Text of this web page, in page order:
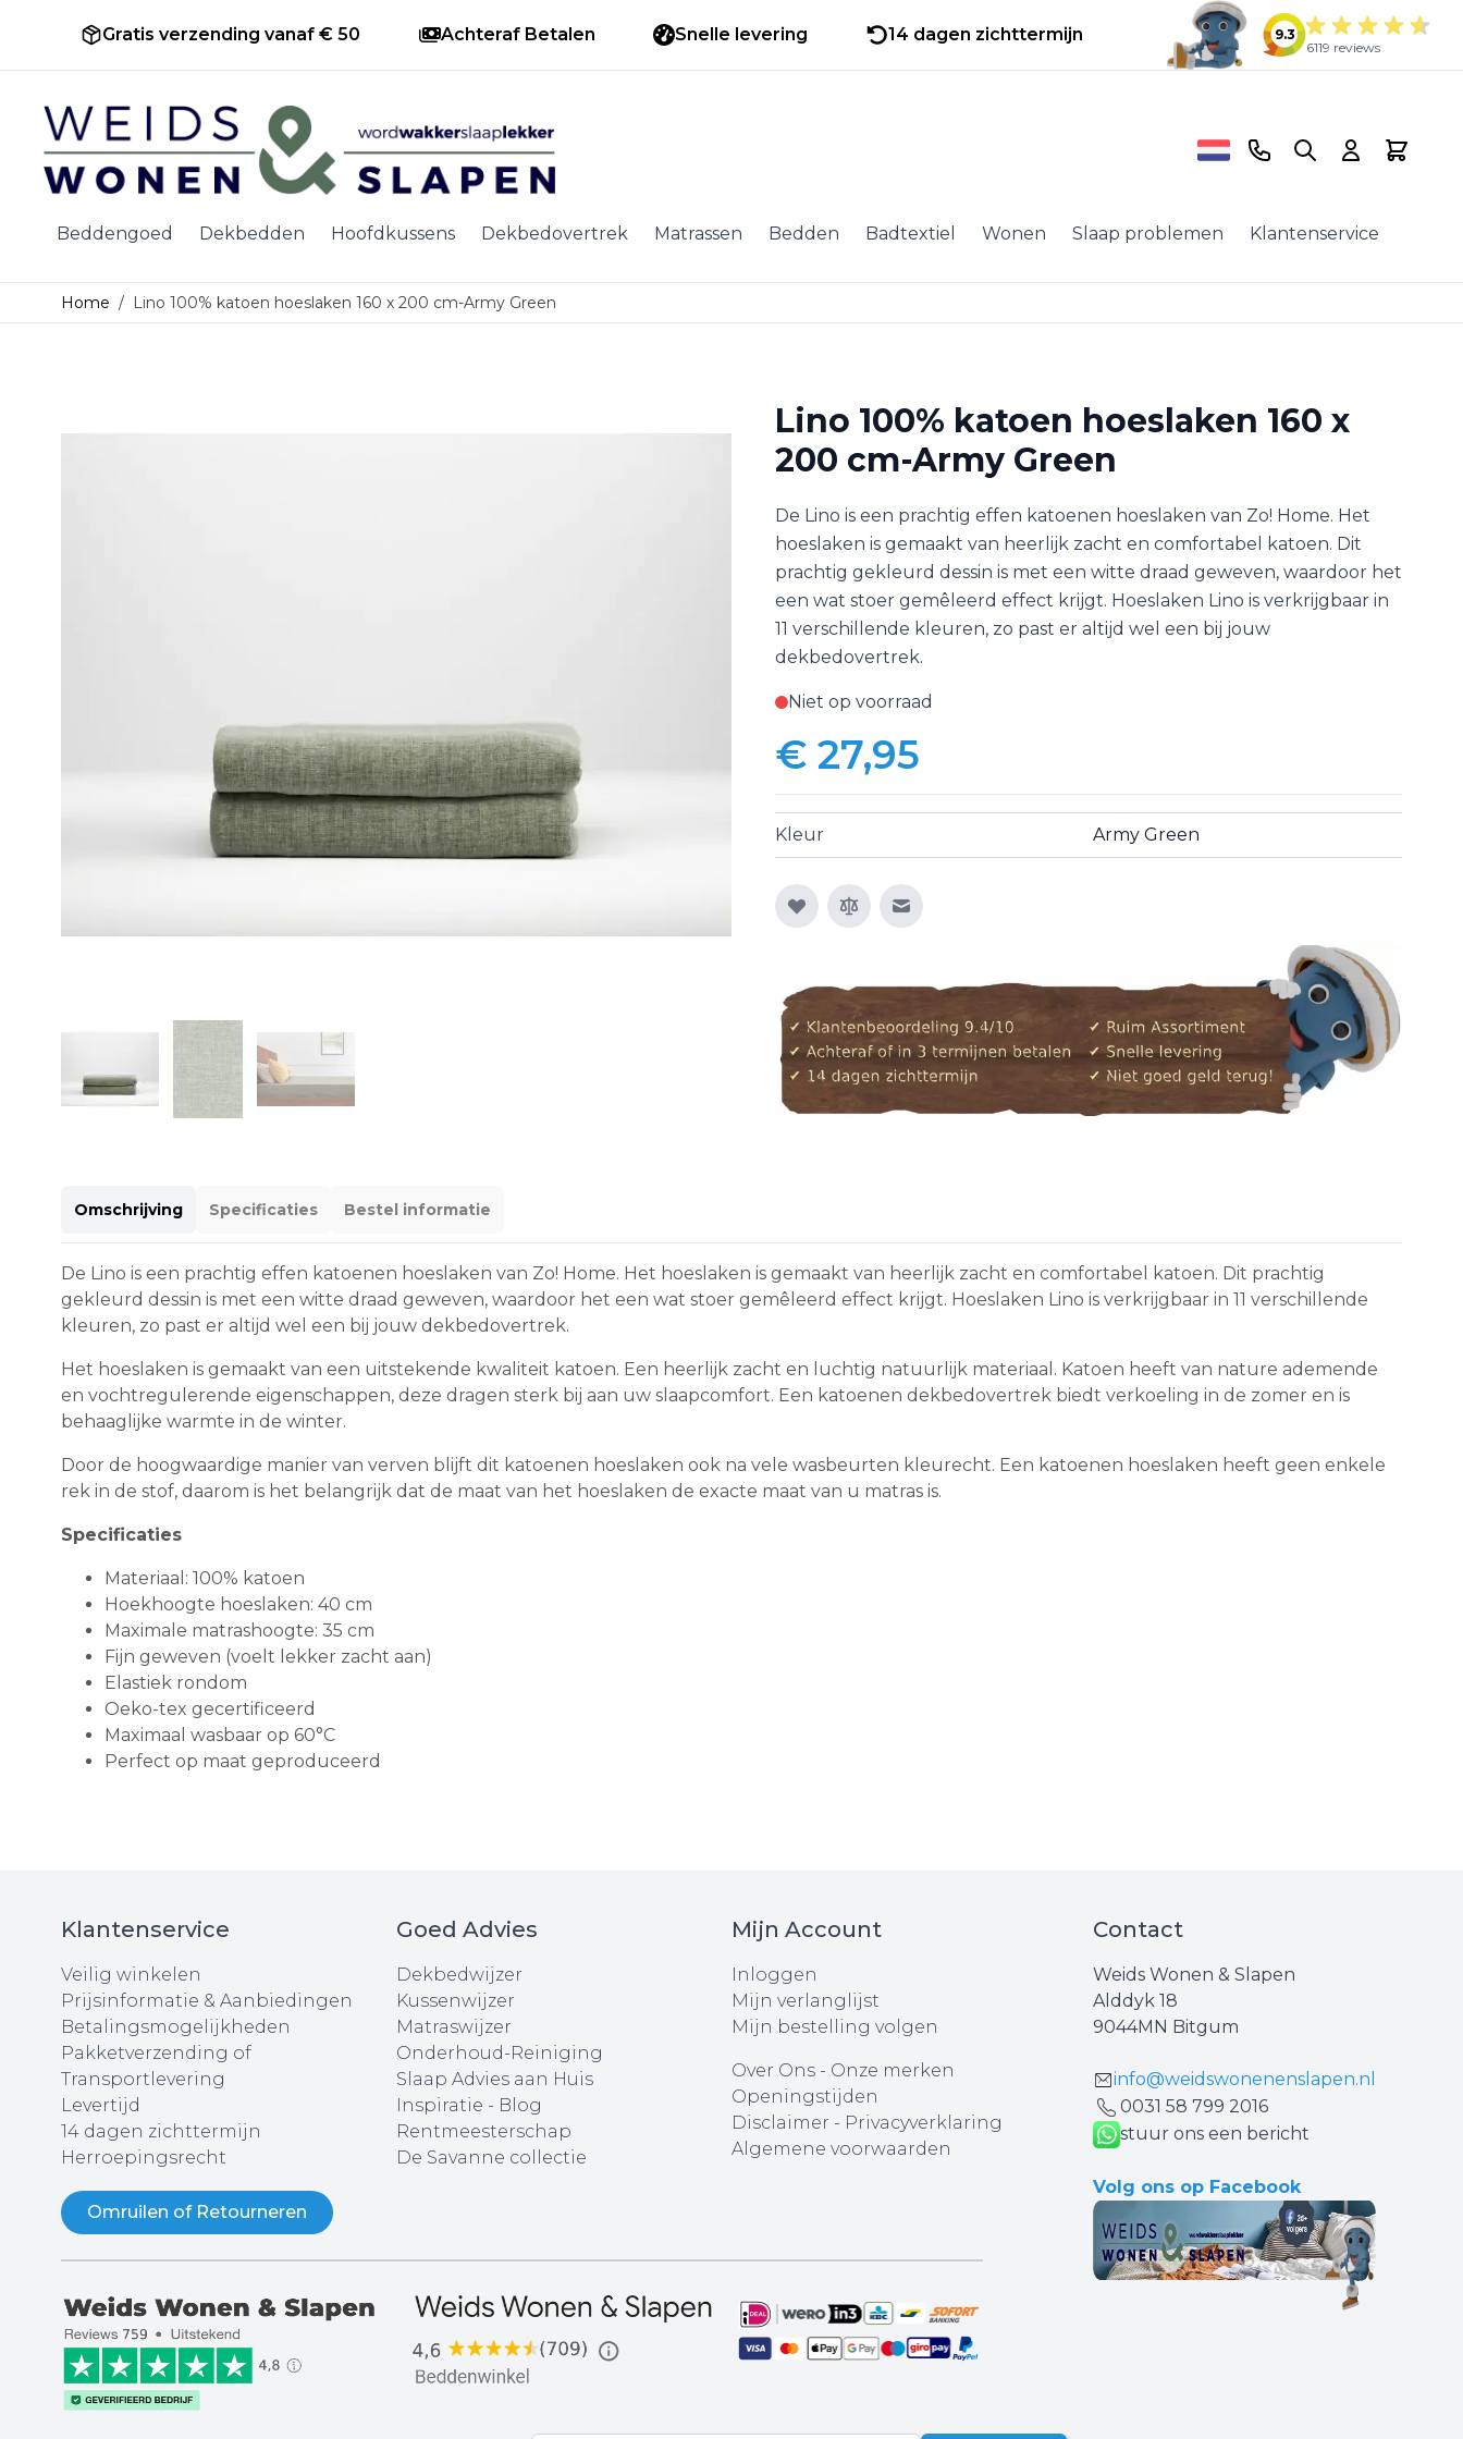
Gratis verzending vanaf € 50 Achteraf Betalen Snelle levering 14 dagen zichttermijn
9.3
6119 reviews
Ga naar de inhoud
Beddengoed Dekbedden Hoofdkussens Dekbedovertrek Matrassen Bedden Badtextiel Wonen Slaap problemen Klantenservice
Telefoonnummer
Search Cart
Home / Lino 100% katoen hoeslaken 160 x 200 cm-Army Green
Lino 100% katoen hoeslaken 160 x
200 cm-Army Green
De Lino is een prachtig effen katoenen hoeslaken van Zo! Home. Het
hoeslaken is gemaakt van heerlijk zacht en comfortabel katoen. Dit
prachtig gekleurd dessin is met een witte draad geweven, waardoor het
een wat stoer gemêleerd effect krijgt. Hoeslaken Lino is verkrijgbaar in
11 verschillende kleuren, zo past er altijd wel een bij jouw
dekbedovertrek.
Niet op voorraad
€ 27,95
Kleur Army Green
E-mail naar een vriend
Omschrijving Specificaties Bestel informatie
De Lino is een prachtig effen katoenen hoeslaken van Zo! Home. Het hoeslaken is gemaakt van heerlijk zacht en comfortabel katoen. Dit prachtig
gekleurd dessin is met een witte draad geweven, waardoor het een wat stoer gemêleerd effect krijgt. Hoeslaken Lino is verkrijgbaar in 11 verschillende
kleuren, zo past er altijd wel een bij jouw dekbedovertrek.
Het hoeslaken is gemaakt van een uitstekende kwaliteit katoen. Een heerlijk zacht en luchtig natuurlijk materiaal. Katoen heeft van nature ademende
en vochtregulerende eigenschappen, deze dragen sterk bij aan uw slaapcomfort. Een katoenen dekbedovertrek biedt verkoeling in de zomer en is
behaaglijke warmte in de winter.
Door de hoogwaardige manier van verven blijft dit katoenen hoeslaken ook na vele wasbeurten kleurecht. Een katoenen hoeslaken heeft geen enkele
rek in de stof, daarom is het belangrijk dat de maat van het hoeslaken de exacte maat van u matras is.
Specificaties
Materiaal: 100% katoen
Hoekhoogte hoeslaken: 40 cm
Maximale matrashoogte: 35 cm
Fijn geweven (voelt lekker zacht aan)
Elastiek rondom
Oeko-tex gecertificeerd
Maximaal wasbaar op 60°C
Perfect op maat geproduceerd
Klantenservice
Veilig winkelen
Prijsinformatie & Aanbiedingen
Betalingsmogelijkheden
Pakketverzending of
Transportlevering
Levertijd
14 dagen zichttermijn
Herroepingsrecht
Omruilen of Retourneren
Goed Advies
Dekbedwijzer
Kussenwijzer
Matraswijzer
Onderhoud-Reiniging
Slaap Advies aan Huis
Inspiratie - Blog
Rentmeesterschap
De Savanne collectie
Mijn Account
Inloggen
Mijn verlanglijst
Mijn bestelling volgen
Over Ons- Onze merken
Openingstijden
Disclaimer - Privacyverklaring
Algemene voorwaarden
Contact
Weids Wonen & Slapen
Alddyk 18
9044MN Bitgum
info@weidswonenenslapen.nl
0031 ‪58 799 2016‬
stuur ons een bericht
Volg ons op Facebook